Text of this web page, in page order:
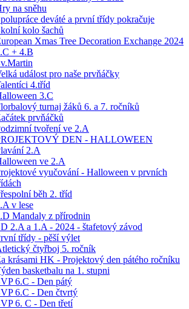
na sněhu
deváté a první třídy pokračuje
kolo šachů
Xmas Tree Decoration Exchange 2024
+ 4.B
událost pro naše prvňáčky
4.tříd
3.C
turnaj žáků 6. a 7. ročníků
prvňáčků
tvoření ve 2.A
DEN - HALLOWEEN
2.A
ve 2.A
vyučování - Halloween v prvních
běh 2. tříd
v lese
Mandaly z přírodnin
2.A a 1.A - 2024 - štafetový závod
třídy - pěší výlet
čtyřboj 5. ročník
krásami HK - Projektový den pátého ročníku
basketbalu na 1. stupni
6.C - Den pátý
6.C - Den čtvrtý
6. C - Den třetí